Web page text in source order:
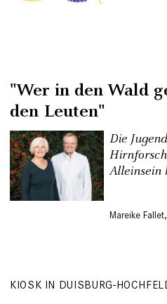
"Wer in den Wald
den Leuten"
Die
Alleinsein
Mareike Fallet
KIOSK IN DUISBURG-